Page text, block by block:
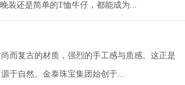
装还是简单的T恤牛仔，都能成为...
而复古的材质，强烈的手工感与质感。这正是
于自然。金泰珠宝集团始创于...